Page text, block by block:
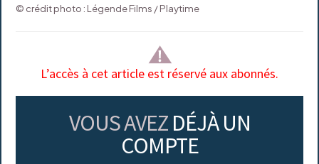
© crédit photo : Légende Films / Playtime
L’accès à cet article est réservé aux abonnés.
VOUS AVEZ DÉJÀ UN
COMPTE